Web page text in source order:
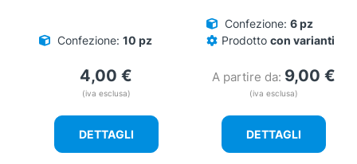
Confezione: 10 pz
4,00 €
(iva esclusa)
DETTAGLI
Confezione: 6 pz
Prodotto con varianti
A partire da: 9,00 €
(iva esclusa)
DETTAGLI